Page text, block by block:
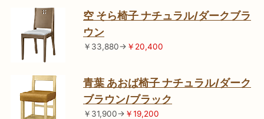
空 そら椅子 ナチュラル/ダークブラ
ウン
￥33,880→ ￥20,400
青葉 あおば椅子 ナチュラル/ダーク
ブラウン/ブラック
￥31,900→ ￥19,200